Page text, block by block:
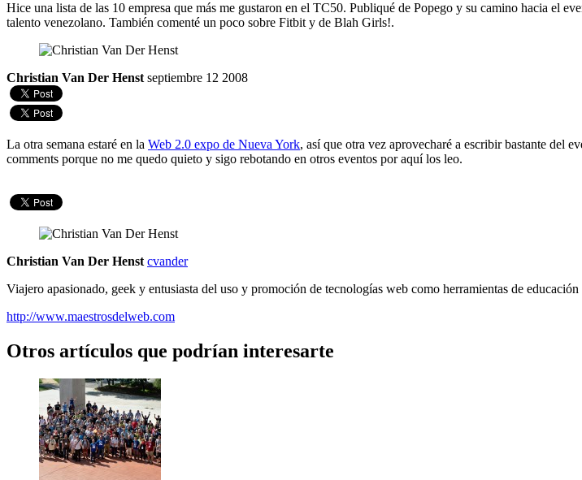
Hice una lista de las 10 empresa que más me gustaron en el TC50. Publiqué de Popego y su camino hacia el
talento venezolano. También comenté un poco sobre Fitbit y de Blah Girls!.
Christian Van Der Henst septiembre 12 2008
La otra semana estaré en la Web 2.0 expo de Nueva York, así que otra vez aprovecharé a escribir bastante del
comments porque no me quedo quieto y sigo rebotando en otros eventos por aquí los leo.
Christian Van Der Henst cvander
Viajero apasionado, geek y entusiasta del uso y promoción de tecnologías web como herramientas de
http://www.maestrosdelweb.com
Otros artículos que podrían interesarte